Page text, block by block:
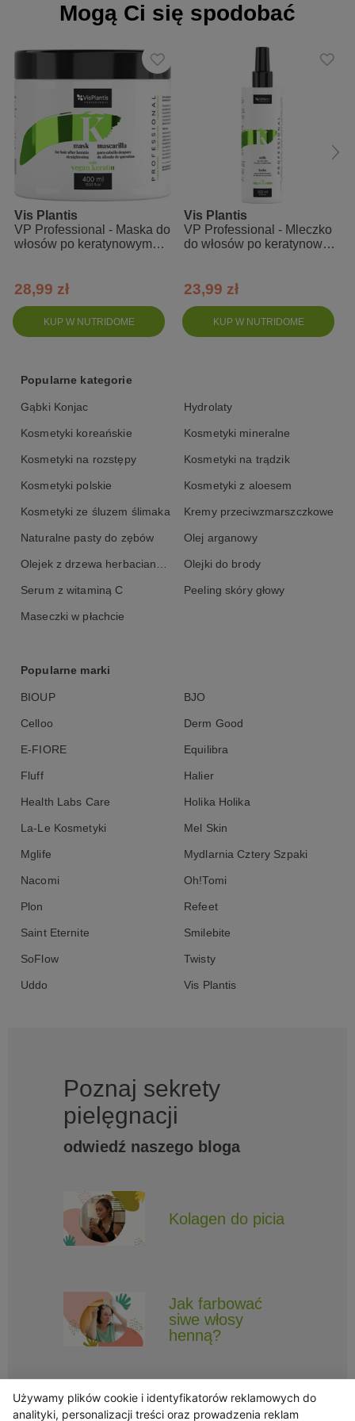
Aqua, Ammonium Lauryl Sulfate, Coco Glucoside, Glycerin,
Caprylate/Caprate, Hydrolyzed Vegetable Protein PG-Propyl
Silanetriol, Hydrolyzed Soy Protein, Hydrolyzed Wheat Protein,
Betaine, Hydrolyzed Jojoba Esters, Hydroxypropyl Guar
Hydroxypropyltrimonium Chloride, Heptyl Glucoside,
Hydrogenated Palm Glycerides Citrate, Tocopherol, Tetrasodium
Glutamate Diacetate, Lactic Acid, Citric Acid, Parfum, Sodium
Benzoate, Potassium Sorbate, Phenoxyethanol
Mogą Ci się spodobać
KUP W NUTRIDOME
Vis Plantis
VP Professional - Maska do
włosów po keratynowym
28,99 zł
KUP W NUTRIDOME
Vis Plantis
VP Professional - Mleczko
do włosów po keratynowym
23,99 zł
Popularne kategorie
Gąbki Konjac Hydrolaty
Kosmetyki koreańskie Kosmetyki mineralne
Kosmetyki na rozstępy Kosmetyki na trądzik
Kosmetyki polskie Kosmetyki z aloesem
Kosmetyki ze śluzem ślimaka Kremy przeciwzmarszczkowe
Naturalne pasty do zębów Olej arganowy
Olejek z drzewa herbacianego Olejki do brody
Serum z witaminą C Peeling skóry głowy
Maseczki w płachcie
Popularne marki
BIOUP BJO
Celloo Derm Good
E-FIORE Equilibra
Fluff Halier
Health Labs Care Holika Holika
La-Le Kosmetyki Mel Skin
Mglife Mydlarnia Cztery Szpaki
Nacomi Oh!Tomi
Plon Refeet
Saint Eternite Smilebite
SoFlow Twisty
Uddo Vis Plantis
Poznaj sekrety
pielęgnacji
odwiedź naszego bloga
Kolagen do picia
Jak farbować
siwe włosy
henną?
Używamy plików cookie i identyfikatorów reklamowych do
analityki, personalizacji treści oraz prowadzenia reklam